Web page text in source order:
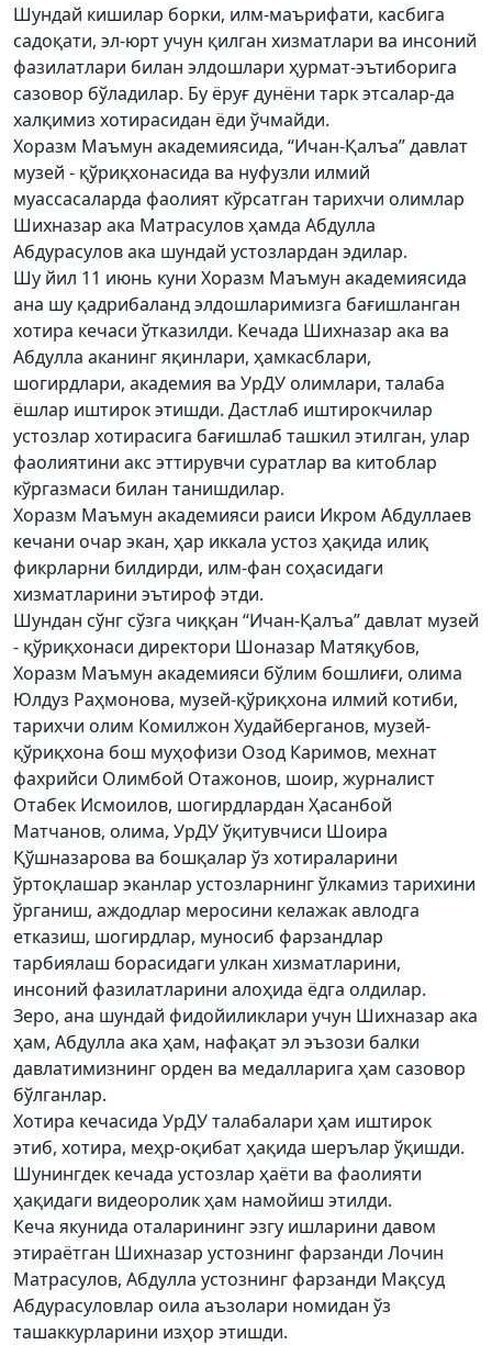
Шундай кишилар борки, илм-маърифати, касбига
садоқати, эл-юрт учун қилган хизматлари ва инсоний
фазилатлари билан элдошлари ҳурмат-эътиборига
сазовор бўладилар. Бу ёруғ дунёни тарк этсалар-да
халқимиз хотирасидан ёди ўчмайди.
Хоразм Маъмун академиясида, “Ичан-Қалъа” давлат
музей - қўриқхонасида ва нуфузли илмий
муассасаларда фаолият кўрсатган тарихчи олимлар
Шихназар ака Матрасулов ҳамда Абдулла
Абдурасулов ака шундай устозлардан эдилар.
Шу йил 11 июнь куни Хоразм Маъмун академиясида
ана шу қадрибаланд элдошларимизга бағишланган
хотира кечаси ўтказилди. Кечада Шихназар ака ва
Абдулла аканинг яқинлари, ҳамкасблари,
шогирдлари, академия ва УрДУ олимлари, талаба
ёшлар иштирок этишди. Дастлаб иштирокчилар
устозлар хотирасига бағишлаб ташкил этилган, улар
фаолиятини акс эттирувчи суратлар ва китоблар
кўргазмаси билан танишдилар.
Хоразм Маъмун академияси раиси Икром Абдуллаев
кечани очар экан, ҳар иккала устоз ҳақида илиқ
фикрларни билдирди, илм-фан соҳасидаги
хизматларини эътироф этди.
Шундан сўнг сўзга чиққан “Ичан-Қалъа” давлат музей
- қўриқхонаси директори Шоназар Матяқубов,
Хоразм Маъмун академияси бўлим бошлиғи, олима
Юлдуз Раҳмонова, музей-қўриқхона илмий котиби,
тарихчи олим Комилжон Худайберганов, музей-
қўриқхона бош муҳофизи Озод Каримов, мехнат
фахрийси Олимбой Отажонов, шоир, журналист
Отабек Исмоилов, шогирдлардан Ҳасанбой
Матчанов, олима, УрДУ ўқитувчиси Шоира
Қўшназарова ва бошқалар ўз хотираларини
ўртоқлашар эканлар устозларнинг ўлкамиз тарихини
ўрганиш, аждодлар меросини келажак авлодга
етказиш, шогирдлар, муносиб фарзандлар
тарбиялаш борасидаги улкан хизматларини,
инсоний фазилатларини алоҳида ёдга олдилар.
Зеро, ана шундай фидойиликлари учун Шихназар ака
ҳам, Абдулла ака ҳам, нафақат эл эъзози балки
давлатимизнинг орден ва медалларига ҳам сазовор
бўлганлар.
Хотира кечасида УрДУ талабалари ҳам иштирок
этиб, хотира, меҳр-оқибат ҳақида шерълар ўқишди.
Шунингдек кечада устозлар ҳаёти ва фаолияти
ҳақидаги видеоролик ҳам намойиш этилди.
Кеча якунида оталарининг эзгу ишларини давом
этираётган Шихназар устознинг фарзанди Лочин
Матрасулов, Абдулла устознинг фарзанди Мақсуд
Абдурасуловлар оила аъзолари номидан ўз
ташаккурларини изҳор этишди.